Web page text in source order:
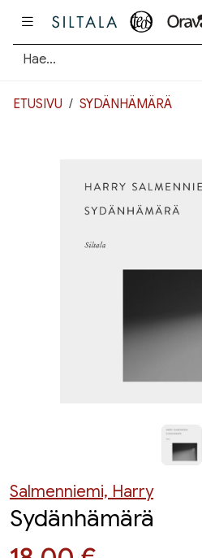
ETUSIVU SYDÄNHÄMÄRÄ
Salmenniemi, Harry
Sydänhämärä